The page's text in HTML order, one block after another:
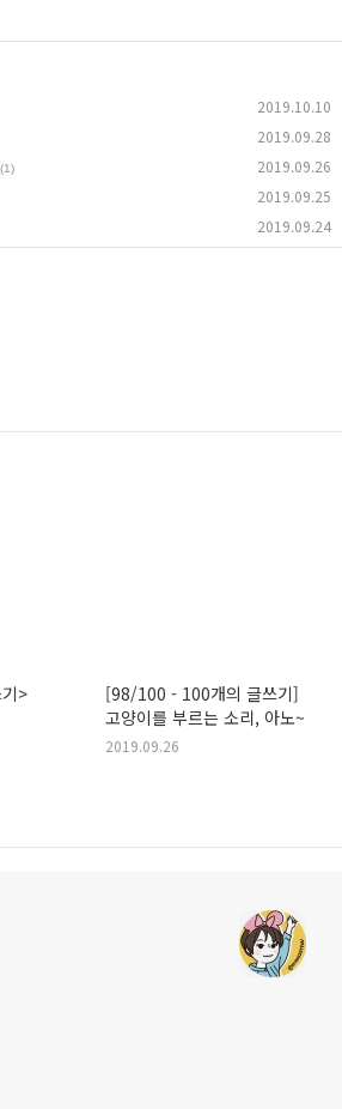
2019.10.10
2019.09.28
(1) 2019.09.26
2019.09.25
2019.09.24
>
[98/100 - 100개의 글쓰기]
고양이를 부르는 소리, 아노~
2019.09.26